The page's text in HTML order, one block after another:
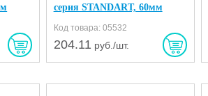
серия STANDART, 60мм
Код товара: 05532
204.11 руб./шт.